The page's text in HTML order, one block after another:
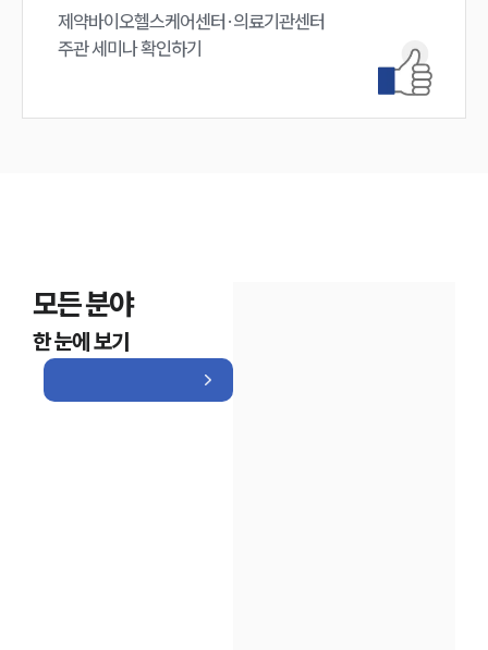
제약바이오헬스케어센터·의료기관센터
주관 세미나 확인하기
모든 분야
한 눈에 보기